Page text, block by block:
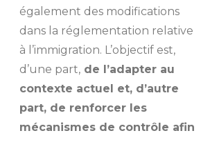
également des modifications
dans la réglementation relative
à l’immigration. L’objectif est,
d’une part, de l’adapter au
contexte actuel et, d’autre
part, de renforcer les
mécanismes de contrôle afin